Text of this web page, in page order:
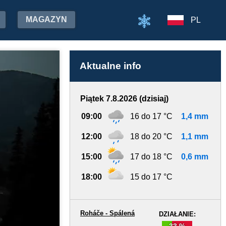
MAGAZYN PL
Aktualne info
Piątek 7.8.2026 (dzisiaj)
09:00 16 do 17 °C 1,4 mm
12:00 18 do 20 °C 1,1 mm
15:00 17 do 18 °C 0,6 mm
18:00 15 do 17 °C
DZIAŁANIE:
Roháče - Spálená